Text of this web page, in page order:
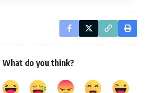
What do you think?